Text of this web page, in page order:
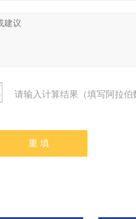
请输入计算结果（填写阿拉